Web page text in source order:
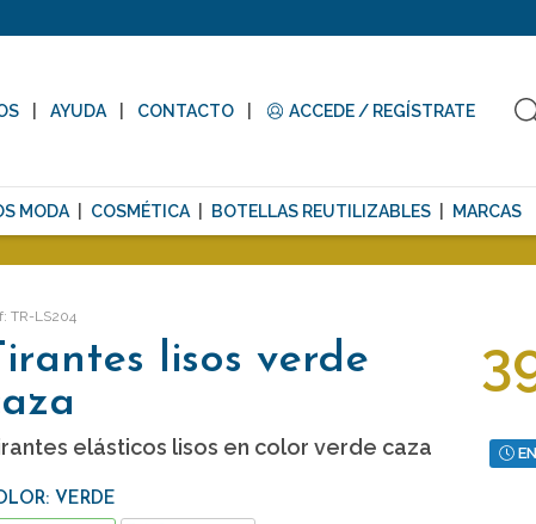
AYUDA CONTACTO ACCEDE / REGÍSTRATE
MODA COSMÉTICA BOTELLAS REUTILIZABLES MARCAS
TR-LS204
lisos verde
elásticos lisos en color verde caza
VERDE